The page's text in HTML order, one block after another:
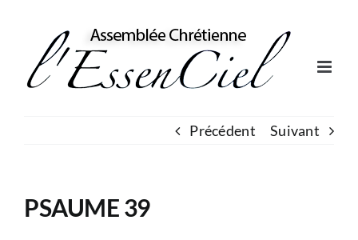
content
Précédent Suivant
PSAUME 39